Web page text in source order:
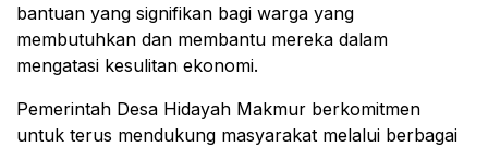
bantuan yang signifikan bagi warga yang
membutuhkan dan membantu mereka dalam
mengatasi kesulitan ekonomi.
Pemerintah Desa Hidayah Makmur berkomitmen
untuk terus mendukung masyarakat melalui berbagai